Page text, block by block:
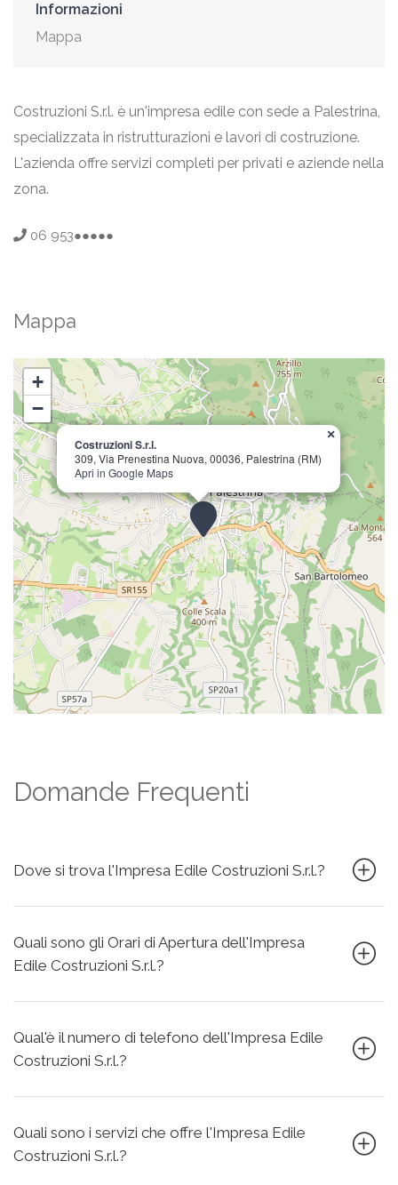
Informazioni
Mappa
Costruzioni S.r.l. è un'impresa edile con sede a Palestrina,
specializzata in ristrutturazioni e lavori di costruzione.
L'azienda offre servizi completi per privati e aziende nella
zona.
06 953●●●●●
Mappa
Costruzioni S.r.l.
309, Via Prenestina Nuova, 00036, Palestrina (RM)
Apri in Google Maps
×
+
−
Domande Frequenti
Dove si trova l'Impresa Edile Costruzioni S.r.l.?
Quali sono gli Orari di Apertura dell'Impresa
Edile Costruzioni S.r.l.?
Qual'è il numero di telefono dell'Impresa Edile
Costruzioni S.r.l.?
Quali sono i servizi che offre l'Impresa Edile
Costruzioni S.r.l.?